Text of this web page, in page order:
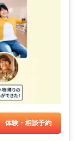
体験・相談予約